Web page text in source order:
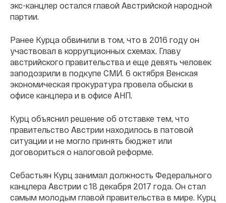
экс-канцлер остался главой Австрийской народной
партии.
Ранее Курца обвинили в том, что в 2016 году он
участвовал в коррупционных схемах. Главу
австрийского правительства и еще девять человек
заподозрили в подкупе СМИ. 6 октября Венская
экономическая прокуратура провела обыски в
офисе канцлера и в офисе АНП.
Курц объяснил решение об отставке тем, что
правительство Австрии находилось в патовой
ситуации и не могло принять бюджет или
договориться о налоговой реформе.
Себастьян Курц занимал должность Федерального
канцлера Австрии с 18 декабря 2017 года. Он стал
самым молодым главой правительства в мире. Курц